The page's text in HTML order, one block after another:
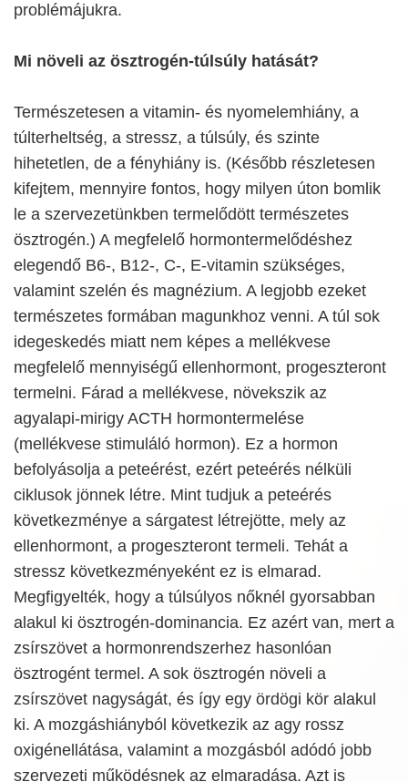
problémájukra.
Mi növeli az ösztrogén-túlsúly hatását?
Természetesen a vitamin- és nyomelemhiány, a
túlterheltség, a stressz, a túlsúly, és szinte
hihetetlen, de a fényhiány is. (Később részletesen
kifejtem, mennyire fontos, hogy milyen úton bomlik
le a szervezetünkben termelődött természetes
ösztrogén.) A megfelelő hormontermelődéshez
elegendő B6-, B12-, C-, E-vitamin szükséges,
valamint szelén és magnézium. A legjobb ezeket
természetes formában magunkhoz venni. A túl sok
idegeskedés miatt nem képes a mellékvese
megfelelő mennyiségű ellenhormont, progeszteront
termelni. Fárad a mellékvese, növekszik az
agyalapi-mirigy ACTH hormontermelése
(mellékvese stimuláló hormon). Ez a hormon
befolyásolja a peteérést, ezért peteérés nélküli
ciklusok jönnek létre. Mint tudjuk a peteérés
következménye a sárgatest létrejötte, mely az
ellenhormont, a progeszteront termeli. Tehát a
stressz következményeként ez is elmarad.
Megfigyelték, hogy a túlsúlyos nőknél gyorsabban
alakul ki ösztrogén-dominancia. Ez azért van, mert a
zsírszövet a hormonrendszerhez hasonlóan
ösztrogént termel. A sok ösztrogén növeli a
zsírszövet nagyságát, és így egy ördögi kör alakul
ki. A mozgáshiányból következik az agy rossz
oxigénellátása, valamint a mozgásból adódó jobb
szervezeti működésnek az elmaradása. Azt is